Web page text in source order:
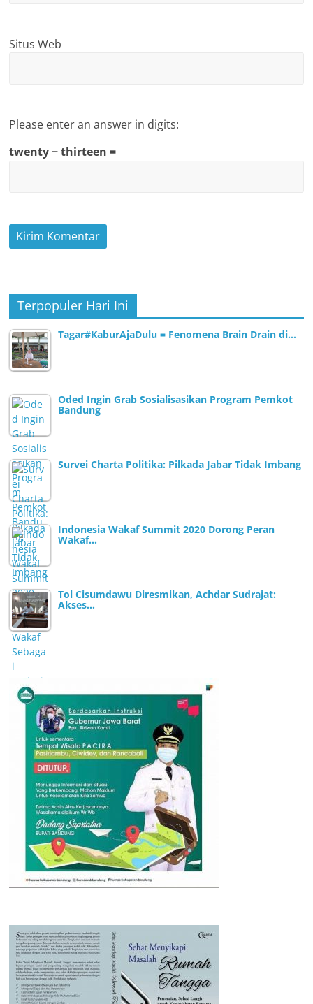
Situs Web
Please enter an answer in digits:
twenty − thirteen =
Terpopuler Hari Ini
Tagar#KaburAjaDulu = Fenomena Brain Drain di…
Oded Ingin Grab Sosialisasikan Program Pemkot
Bandung
Survei Charta Politika: Pilkada Jabar Tidak Imbang
Indonesia Wakaf Summit 2020 Dorong Peran
Wakaf…
Tol Cisumdawu Diresmikan, Achdar Sudrajat:
Akses…